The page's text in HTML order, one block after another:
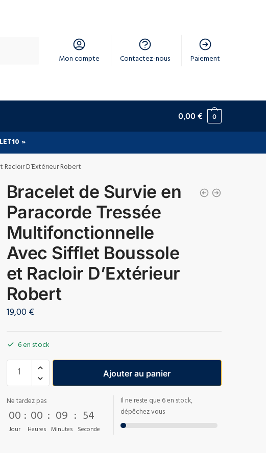
Mon compte Contactez-nous Paiement
0,00€ 0
»
D’Extérieur Robert
Bracelet de Survie en
Paracorde Tressée
Multifonctionnelle
Avec Sifflet Boussole
et Racloir D’Extérieur
Robert
19,00€
6 en stock
Ajouter au panier
Ne tardez pas
00
Jour
: 00
Heures
: 09
Minutes
: 53
Seconde
Il ne reste que 6 en stock,
dépêchez vous